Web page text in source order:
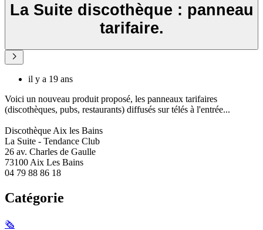
La Suite discothèque : panneau
tarifaire.
il y a 19 ans
Voici un nouveau produit proposé, les panneaux tarifaires
(discothèques, pubs, restaurants) diffusés sur télés à l'entrée...
Discothèque Aix les Bains
La Suite - Tendance Club
26 av. Charles de Gaulle
73100 Aix Les Bains
04 79 88 86 18
Catégorie
🗞